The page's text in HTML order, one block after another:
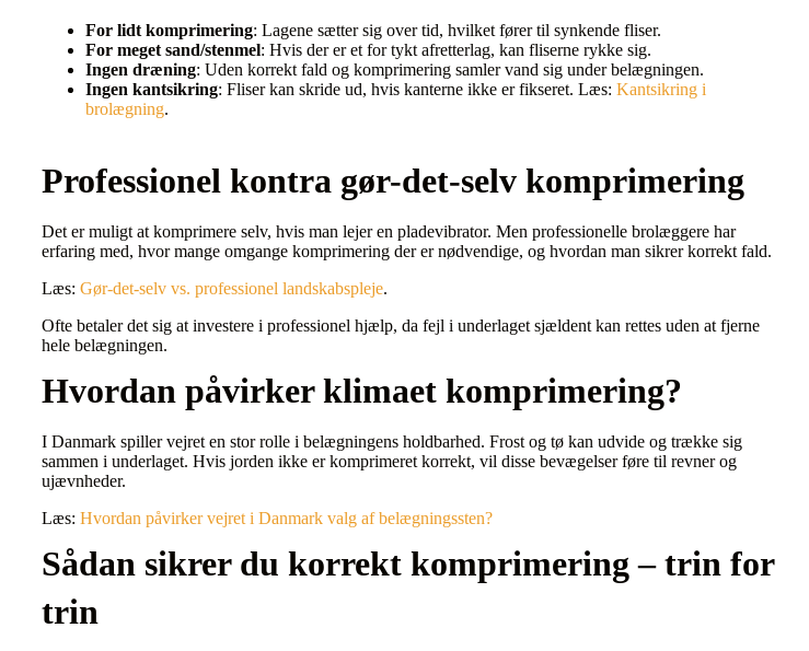
For lidt komprimering: Lagene sætter sig over tid, hvilket fører til synkende fliser.
For meget sand/stenmel: Hvis der er et for tykt afretterlag, kan fliserne rykke sig.
Ingen dræning: Uden korrekt fald og komprimering samler vand sig under belægningen.
Ingen kantsikring: Fliser kan skride ud, hvis kanterne ikke er fikseret. Læs: Kantsikring i
brolægning.
Professionel kontra gør-det-selv komprimering
Det er muligt at komprimere selv, hvis man lejer en pladevibrator. Men professionelle brolæggere har
erfaring med, hvor mange omgange komprimering der er nødvendige, og hvordan man sikrer korrekt fald.
Læs: Gør-det-selv vs. professionel landskabspleje.
Ofte betaler det sig at investere i professionel hjælp, da fejl i underlaget sjældent kan rettes uden at fjerne
hele belægningen.
Hvordan påvirker klimaet komprimering?
I Danmark spiller vejret en stor rolle i belægningens holdbarhed. Frost og tø kan udvide og trække sig
sammen i underlaget. Hvis jorden ikke er komprimeret korrekt, vil disse bevægelser føre til revner og
ujævnheder.
Læs: Hvordan påvirker vejret i Danmark valg af belægningssten?
Sådan sikrer du korrekt komprimering – trin for
trin